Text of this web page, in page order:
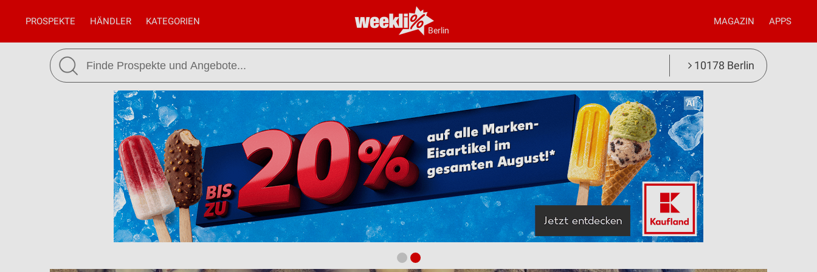
Berlin
PROSPEKTE HÄNDLER KATEGORIEN MAGAZIN APPS
10178 Berlin